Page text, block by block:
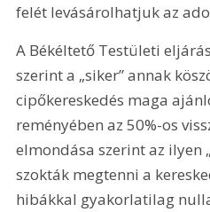
felét levásárolhatjuk az
A Békéltető Testületi
szerint a „siker” annak
cipőkereskedés maga
reményében az 50%-os
elmondása szerint az ilyen
szokták megtenni a
hibákkal gyakorlatilag